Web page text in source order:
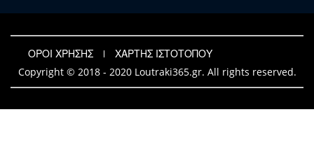
ΟΡΟΙ ΧΡΗΣΗΣ
ΧΑΡΤΗΣ ΙΣΤΟΤΟΠΟΥ
Copyright © 2018 - 2020 Loutraki365.gr. All rights reserved.